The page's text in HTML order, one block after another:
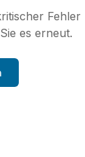
Fehler
es erneut.